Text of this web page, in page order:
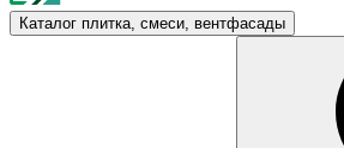
Каталог плитка, смеси, вентфасады